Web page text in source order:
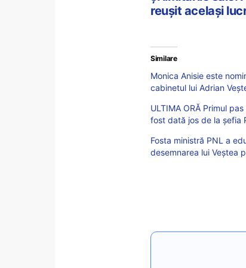
reușit același
Similare
Monica Anisie este
cabinetul lui Adrian
ULTIMA ORĂ Primul
fost dată jos de la șefia
Fosta ministră PNL a
desemnarea lui Veștea